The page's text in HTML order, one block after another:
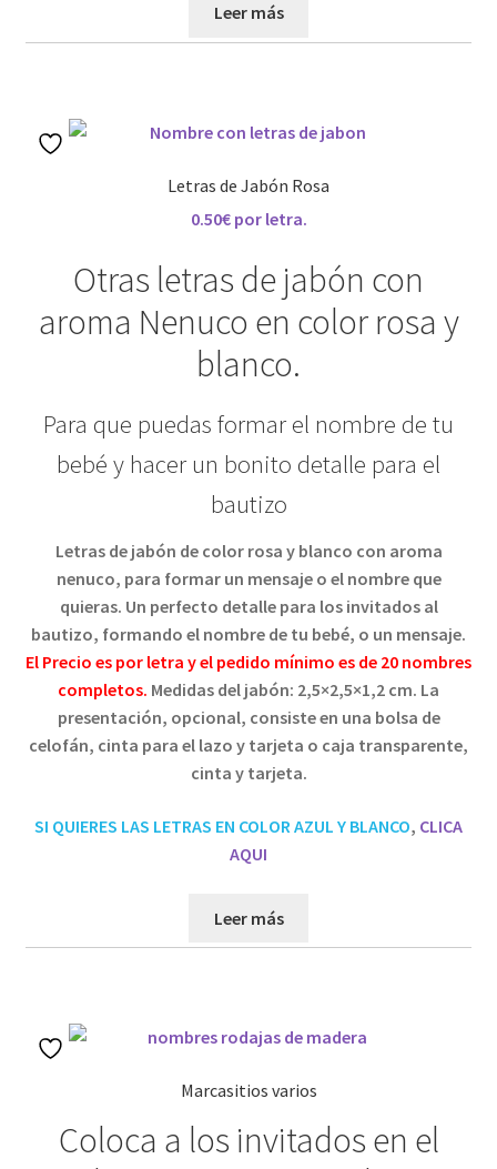
Tienda
Leer más
Letras de Jabón Rosa
0.50€ por letra.
Otras letras de jabón con
aroma Nenuco en color rosa y
blanco.
Para que puedas formar el nombre de tu
bebé y hacer un bonito detalle para el
bautizo
Letras de jabón de color rosa y blanco con aroma
nenuco, para formar un mensaje o el nombre que
quieras. Un perfecto detallepara los invitados al
bautizo, formando el nombre de tu bebé, o un mensaje.
El Precio es por letra y el pedido mínimo es de 20 nombres
completos. Medidas del jabón: 2,5×2,5×1,2 cm. La
presentación, opcional, consiste en una bolsa de
celofán, cinta para el lazo y tarjeta o caja transparente,
cinta y tarjeta.
SI QUIERES LAS LETRAS EN COLOR AZUL Y BLANCO, CLICA
AQUI
Leer más
Marcasitios varios
Coloca a los invitados en el